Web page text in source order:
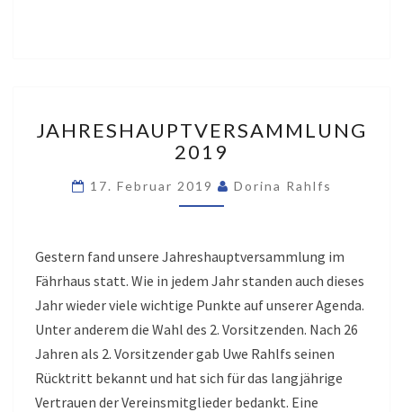
2019
JAHRESHAUPTVERSAMMLUNG
2019
17. Februar 2019 Dorina Rahlfs
Gestern fand unsere Jahreshauptversammlung im
Fährhaus statt. Wie in jedem Jahr standen auch dieses
Jahr wieder viele wichtige Punkte auf unserer Agenda.
Unter anderem die Wahl des 2. Vorsitzenden. Nach 26
Jahren als 2. Vorsitzender gab Uwe Rahlfs seinen
Rücktritt bekannt und hat sich für das langjährige
Vertrauen der Vereinsmitglieder bedankt. Eine